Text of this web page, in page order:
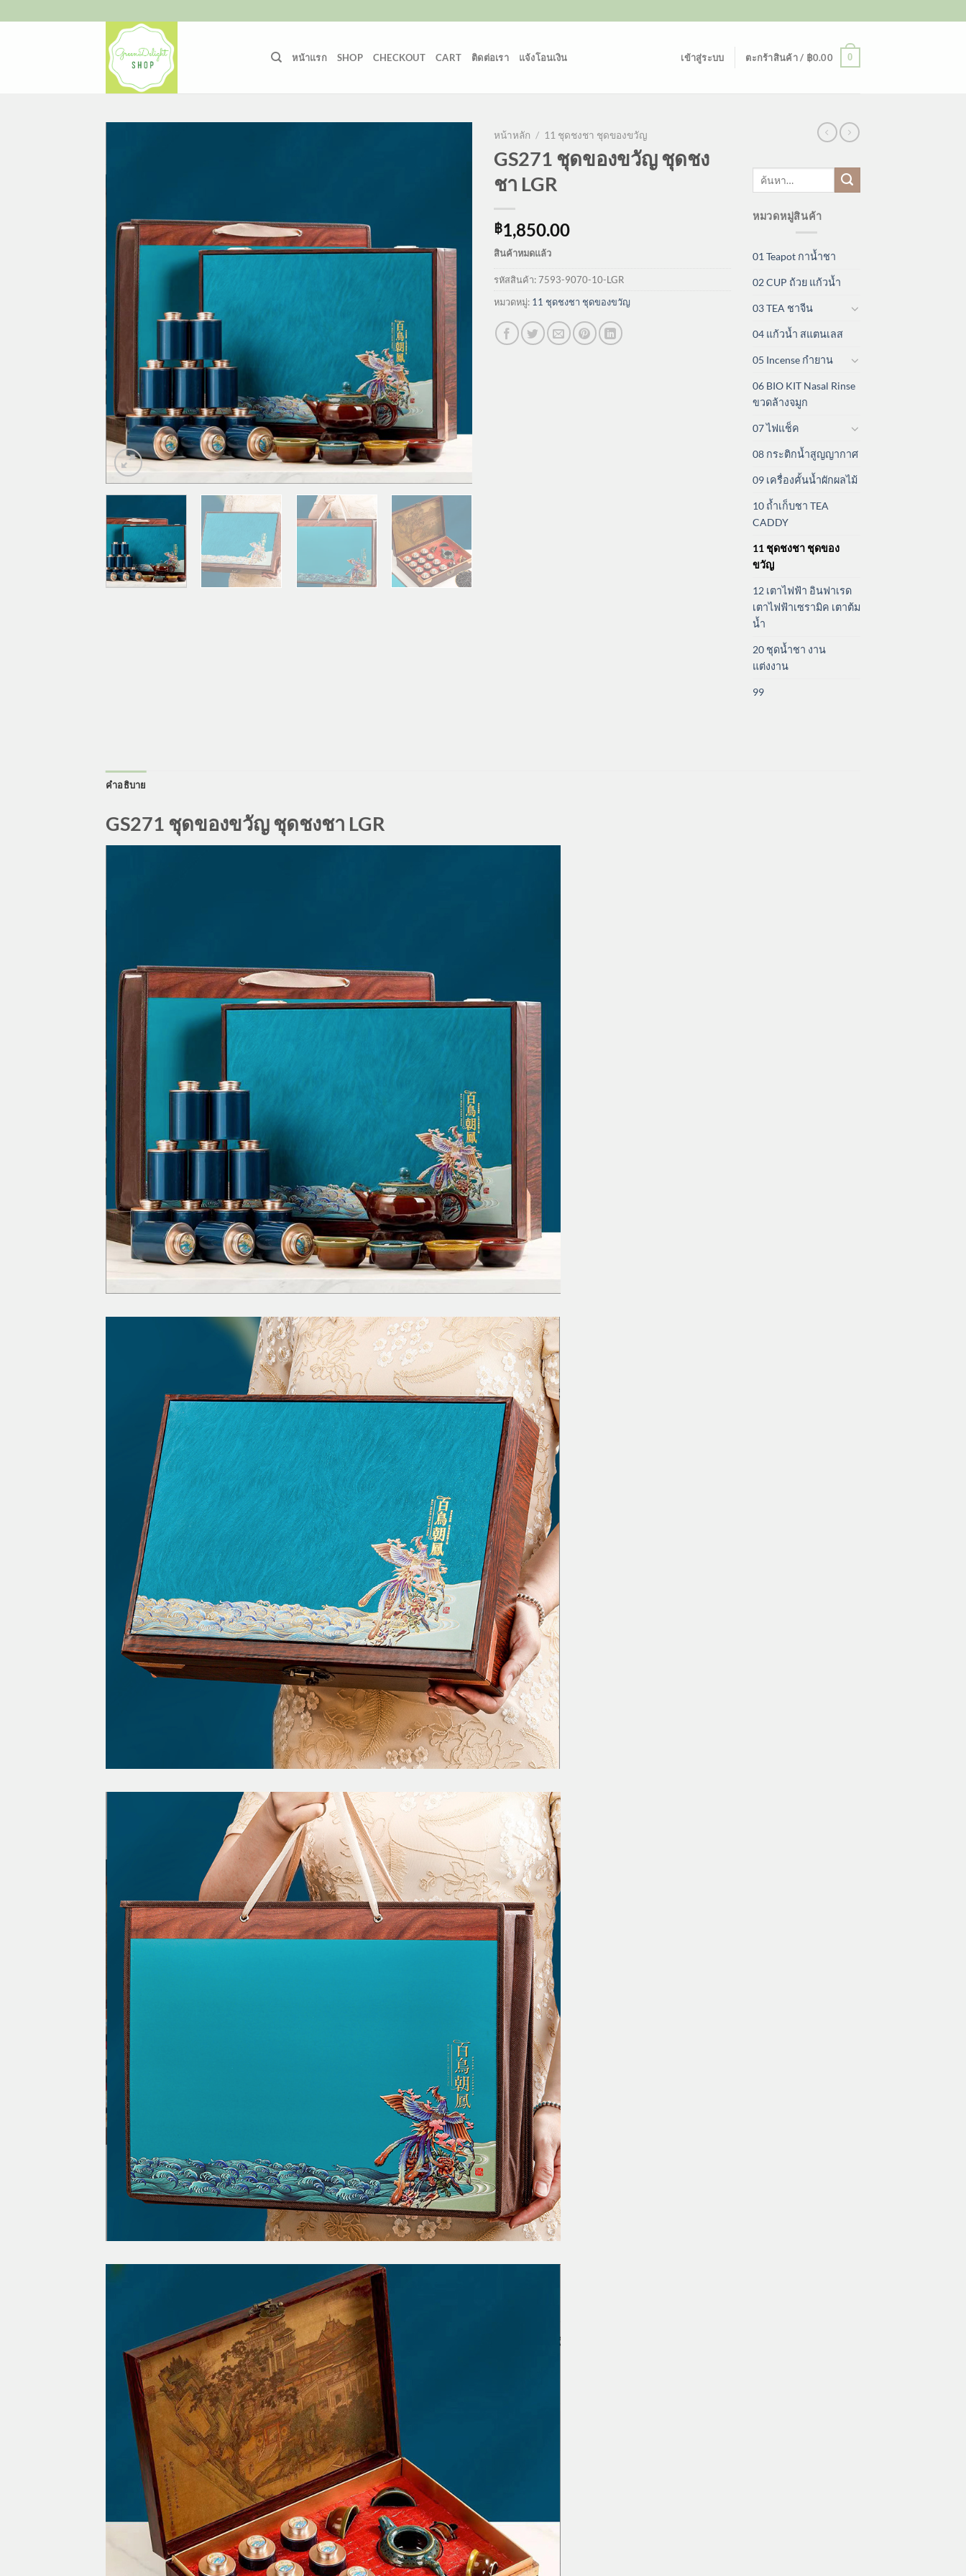
ไป
หน้าแรก SHOP CHECKOUT CART ติดต่อเรา แจ้งโอนเงิน เข้าสู่ระบบ ตะกร้าสินค้า / ฿0.00 0
หน้าหลัก / 11 ชุดชงชา ชุดของขวัญ
GS271 ชุดของขวัญ ชุดชง
ชา LGR
฿1,850.00
สินค้าหมดแล้ว
รหัสสินค้า:7593-9070-10-LGR
หมวดหมู่: 11 ชุดชงชา ชุดของขวัญ
ค้นหา:
หมวดหมู่สินค้า
01 Teapot กาน้ำชา
02 CUP ถ้วย แก้วน้ำ
03 TEA ชาจีน
04 แก้วน้ำ สแตนเลส
05 Incense กำยาน
06 BIO KIT Nasal Rinse
ขวดล้างจมูก
07 ไฟแช็ค
08 กระติกน้ำสูญญากาศ
09 เครื่องคั้นน้ำผักผลไม้
10 ถ้ำเก็บชา TEA
CADDY
11 ชุดชงชา ชุดของ
ขวัญ
12 เตาไฟฟ้า อินฟาเรด
เตาไฟฟ้าเซรามิค เตาต้ม
น้ำ
20 ชุดน้ำชา งาน
แต่งงาน
99
คำอธิบาย
GS271 ชุดของขวัญ ชุดชงชา LGR